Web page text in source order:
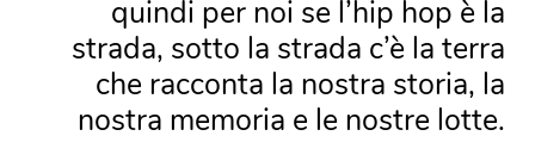
quindi per noi se l’hip hop è la
strada, sotto la strada c’è la terra
che racconta la nostra storia, la
nostra memoria e le nostre lotte.